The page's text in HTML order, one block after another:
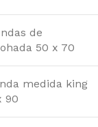
de
50 x 70
medida king
90